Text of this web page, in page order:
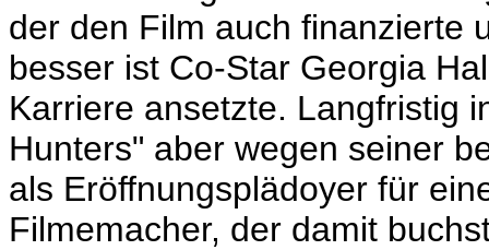
der den Film auch finanzierte
besser ist Co-Star Georgia
Karriere ansetzte. Langfristig
Hunters" aber wegen seiner
als Eröffnungsplädoyer für
Filmemacher, der damit